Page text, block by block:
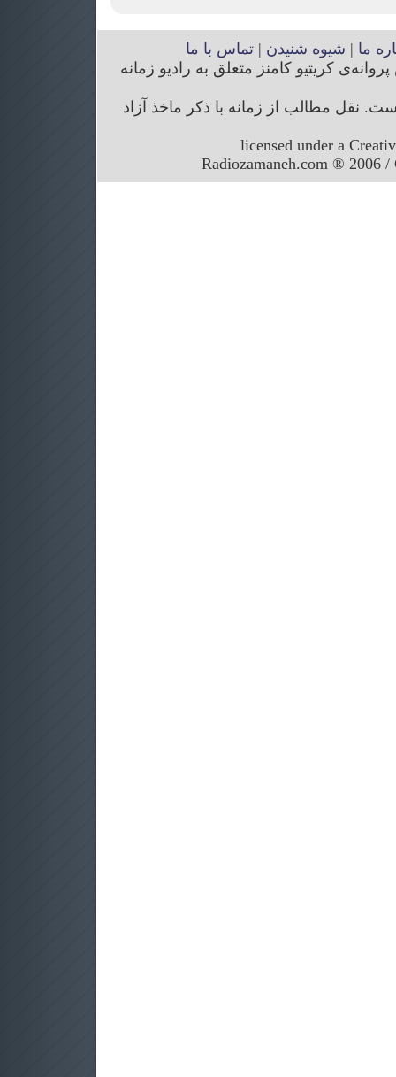
ما | شیوه شنیدن |تماس با ما
کریتیو کامنز متعلق به رادیو زمانه
نقل مطالب از زمانه با ذکر ماخذ آزاد
licensed under a